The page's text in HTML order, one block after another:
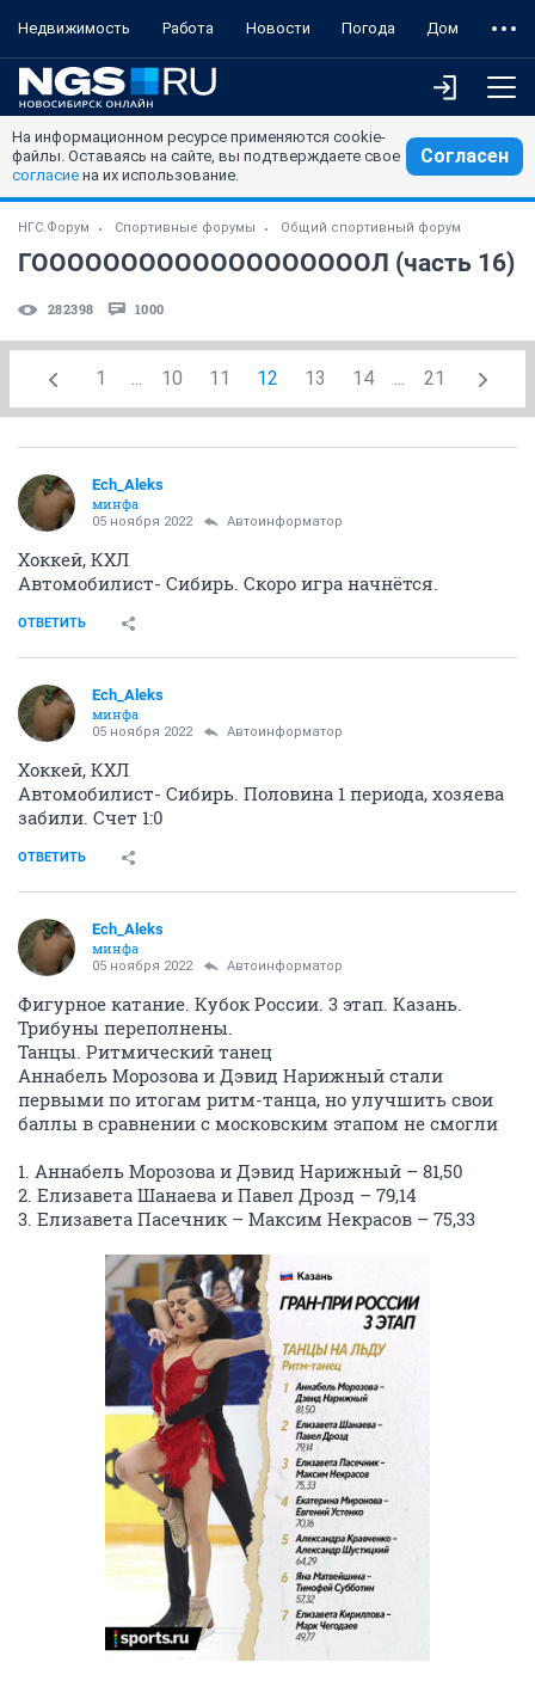
Недвижимость Работа Новости Погода Дом
На информационном ресурсе применяются cookie-
файлы. Оставаясь на сайте, вы подтверждаете свое
согласие на их использование.
Согласен
НГС.Форум Спортивные форумы Общий спортивный форум
ГОООООООООООООООООООЛ (часть 16)
282398 1000
1 ... 10 11 12 13 14 ... 21
Ech_Aleks
минфа
05 ноября 2022 Автоинформатор
Хоккей, КХЛ
Автомобилист- Сибирь. Скоро игра начнётся.
ОТВЕТИТЬ
Ech_Aleks
минфа
05 ноября 2022 Автоинформатор
Хоккей, КХЛ
Автомобилист- Сибирь. Половина 1 периода, хозяева
забили. Счет 1:0
ОТВЕТИТЬ
Ech_Aleks
минфа
05 ноября 2022 Автоинформатор
Фигурное катание. Кубок России. 3 этап. Казань.
Трибуны переполнены.
Танцы. Ритмический танец
Аннабель Морозова и Дэвид Нарижный стали
первыми по итогам ритм-танца, но улучшить свои
баллы в сравнении с московским этапом не смогли
1. Аннабель Морозова и Дэвид Нарижный – 81,50
2. Елизавета Шанаева и Павел Дрозд – 79,14
3. Елизавета Пасечник – Максим Некрасов – 75,33